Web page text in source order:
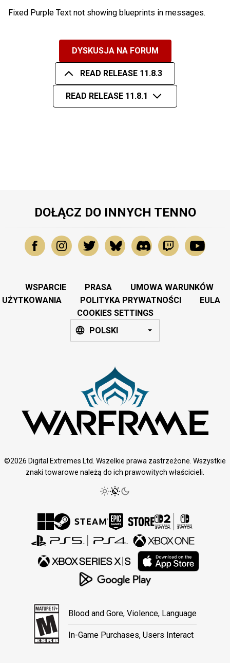
Fixed Purple Text not showing blueprints in messages.
DYSKUSJA NA FORUM
READ RELEASE 11.8.3
READ RELEASE 11.8.1
DOŁĄCZ DO INNYCH TENNO
WSPARCIE PRASA
UMOWA WARUNKÓW
UŻYTKOWANIA
POLITYKA PRYWATNOŚCI
EULA
COOKIES SETTINGS
POLSKI
©2026 Digital Extremes Ltd. Wszelkie prawa zastrzeżone. Wszystkie
znaki towarowe należą do ich prawowitych właścicieli.
Blood and Gore, Violence, Language
In-Game Purchases, Users Interact